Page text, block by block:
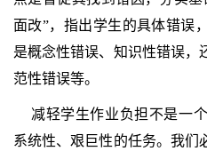
面改”，指出学生的具体错误
是概念性错误、知识性错误，
范性错误等。
减轻学生作业负担不是一
系统性、艰巨性的任务。我们